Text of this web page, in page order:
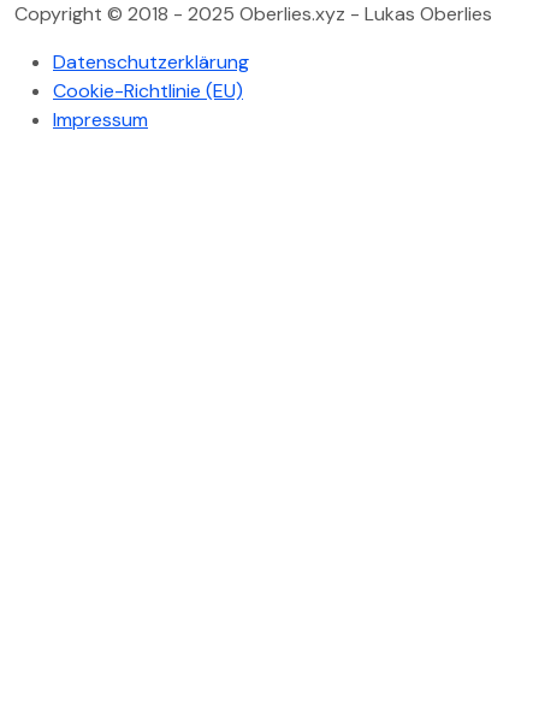
Copyright © 2018 - 2025 Oberlies.xyz - Lukas Oberlies
Datenschutzerklärung
Cookie-Richtlinie (EU)
Impressum